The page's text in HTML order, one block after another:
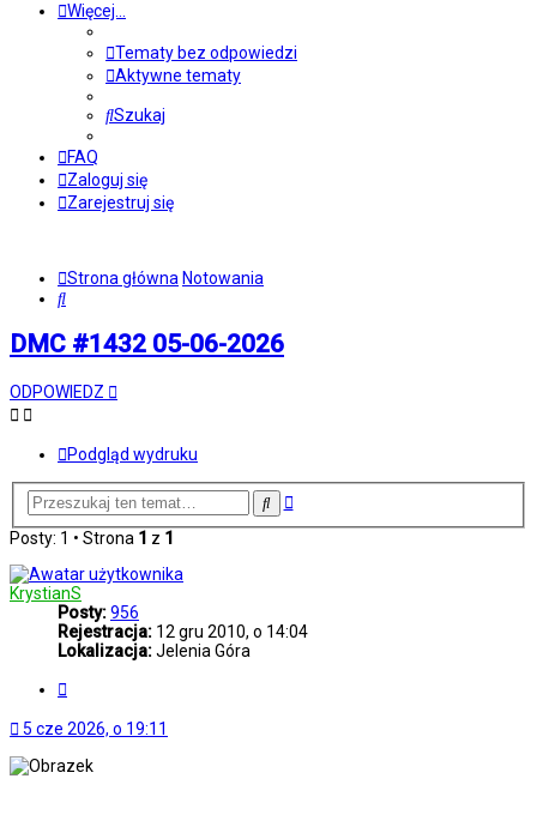
Więcej…
Tematy bez odpowiedzi
Aktywne tematy
Szukaj
FAQ
Zaloguj się
Zarejestruj się
Strona główna Notowania
Szukaj
DMC #1432 05-06-2026
ODPOWIEDZ
Podgląd wydruku
SzukajWyszukiwanie
Posty: 1 • Strona 1 z 1
KrystianS
Posty:956
Rejestracja: 12 gru 2010, o 14:04
Lokalizacja:Jelenia Góra
5 cze 2026, o 19:11